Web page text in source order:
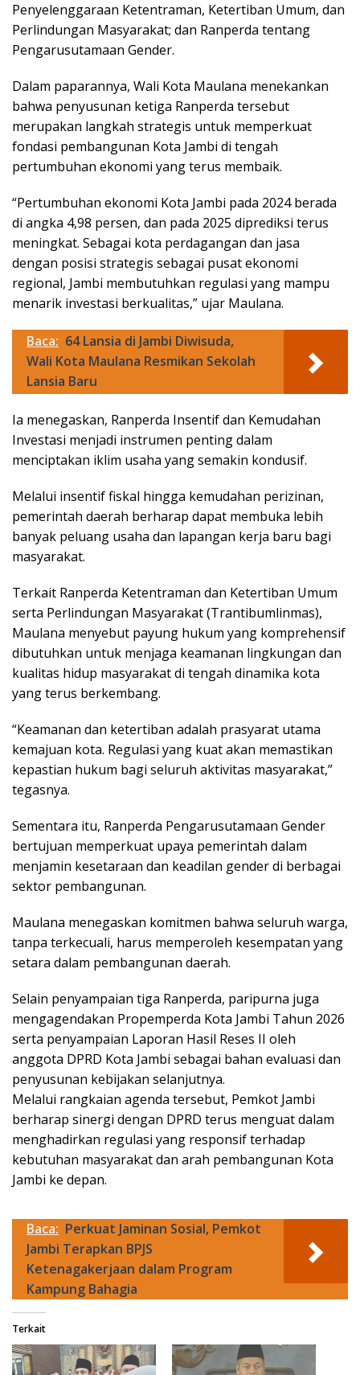
Penyelenggaraan Ketentraman, Ketertiban Umum, dan
Perlindungan Masyarakat; dan Ranperda tentang
Pengarusutamaan Gender.
Dalam paparannya, Wali Kota Maulana menekankan
bahwa penyusunan ketiga Ranperda tersebut
merupakan langkah strategis untuk memperkuat
fondasi pembangunan Kota Jambi di tengah
pertumbuhan ekonomi yang terus membaik.
“Pertumbuhan ekonomi Kota Jambi pada 2024 berada
di angka 4,98 persen, dan pada 2025 diprediksi terus
meningkat. Sebagai kota perdagangan dan jasa
dengan posisi strategis sebagai pusat ekonomi
regional, Jambi membutuhkan regulasi yang mampu
menarik investasi berkualitas,” ujar Maulana.
Baca: 64 Lansia di Jambi Diwisuda,
Wali Kota Maulana Resmikan Sekolah
Lansia Baru
Ia menegaskan, Ranperda Insentif dan Kemudahan
Investasi menjadi instrumen penting dalam
menciptakan iklim usaha yang semakin kondusif.
Melalui insentif fiskal hingga kemudahan perizinan,
pemerintah daerah berharap dapat membuka lebih
banyak peluang usaha dan lapangan kerja baru bagi
masyarakat.
Terkait Ranperda Ketentraman dan Ketertiban Umum
serta Perlindungan Masyarakat (Trantibumlinmas),
Maulana menyebut payung hukum yang komprehensif
dibutuhkan untuk menjaga keamanan lingkungan dan
kualitas hidup masyarakat di tengah dinamika kota
yang terus berkembang.
“Keamanan dan ketertiban adalah prasyarat utama
kemajuan kota. Regulasi yang kuat akan memastikan
kepastian hukum bagi seluruh aktivitas masyarakat,”
tegasnya.
Sementara itu, Ranperda Pengarusutamaan Gender
bertujuan memperkuat upaya pemerintah dalam
menjamin kesetaraan dan keadilan gender di berbagai
sektor pembangunan.
Maulana menegaskan komitmen bahwa seluruh warga,
tanpa terkecuali, harus memperoleh kesempatan yang
setara dalam pembangunan daerah.
Selain penyampaian tiga Ranperda, paripurna juga
mengagendakan Propemperda Kota Jambi Tahun 2026
serta penyampaian Laporan Hasil Reses II oleh
anggota DPRD Kota Jambi sebagai bahan evaluasi dan
penyusunan kebijakan selanjutnya.
Melalui rangkaian agenda tersebut, Pemkot Jambi
berharap sinergi dengan DPRD terus menguat dalam
menghadirkan regulasi yang responsif terhadap
kebutuhan masyarakat dan arah pembangunan Kota
Jambi ke depan.
Baca: Perkuat Jaminan Sosial, Pemkot
Jambi Terapkan BPJS
Ketenagakerjaan dalam Program
Kampung Bahagia
Terkait